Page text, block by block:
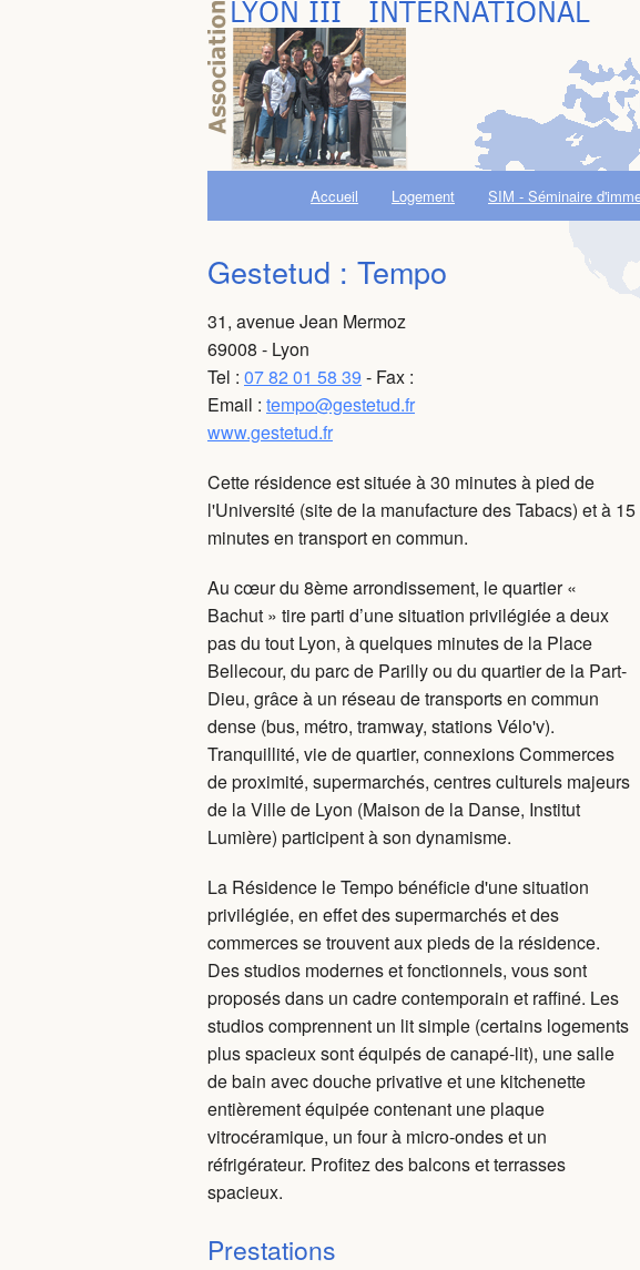
Accueil Logement SIM - Séminaire
Gestetud : Tempo
31, avenue Jean Mermoz
69008 - Lyon
Tel : 07 82 01 58 39 - Fax :
Email : tempo@gestetud.fr
www.gestetud.fr
Cette résidence est située à 30 minutes à pied de
l'Université (site de la manufacture des Tabacs) et à 15
minutes en transport en commun.
Au cœur du 8ème arrondissement, le quartier «
Bachut » tire parti d’une situation privilégiée a deux
pas du tout Lyon, à quelques minutes de la Place
Bellecour, du parc de Parilly ou du quartier de la Part-
Dieu, grâce à un réseau de transports en commun
dense (bus, métro, tramway, stations Vélo'v).
Tranquillité, vie de quartier, connexions Commerces
de proximité, supermarchés, centres culturels majeurs
de la Ville de Lyon (Maison de la Danse, Institut
Lumière) participent à son dynamisme.
La Résidence le Tempo bénéficie d'une situation
privilégiée, en effet des supermarchés et des
commerces se trouvent aux pieds de la résidence.
Des studios modernes et fonctionnels, vous sont
proposés dans un cadre contemporain et raffiné. Les
studios comprennent un lit simple (certains logements
plus spacieux sont équipés de canapé-lit), une salle
de bain avec douche privative et une kitchenette
entièrement équipée contenant une plaque
vitrocéramique, un four à micro-ondes et un
réfrigérateur. Profitez des balcons et terrasses
spacieux.
Prestations